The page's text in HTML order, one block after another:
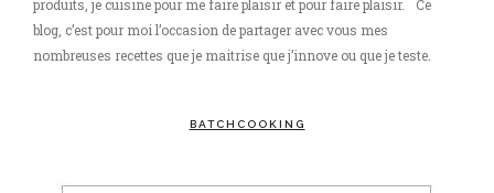
produits, je cuisine pour me faire plaisir et pour faire plaisir. Ce
blog, c’est pour moi l’occasion de partager avec vous mes
nombreuses recettes que je maitrise que j’innove ou que je teste.
BATCHCOOKING